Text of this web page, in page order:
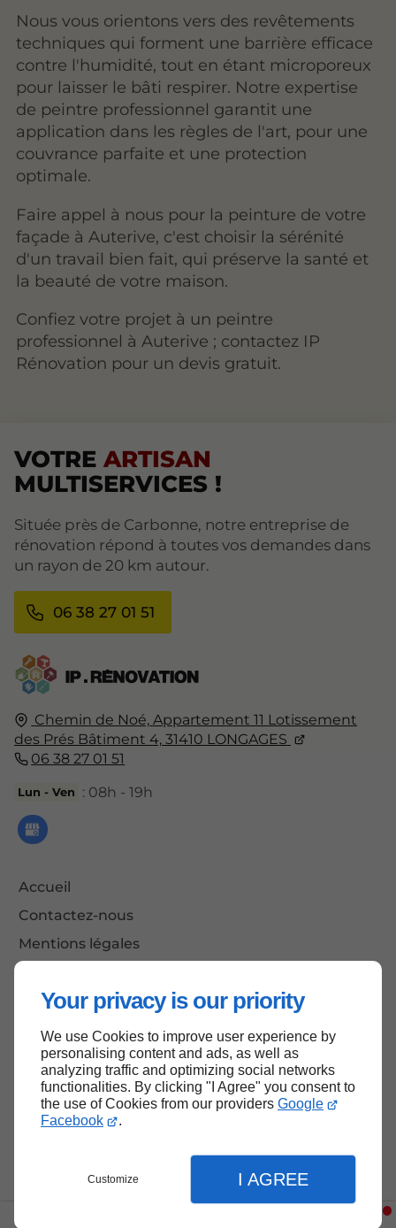
Your privacy is our priority
We use Cookies to improve user experience by
personalising content and ads, as well as
analyzing traffic and optimizing social networks
functionalities. By clicking "I Agree" you consent to
the use of Cookies from our providers Google
Facebook
.
Customize I AGREE
Nous vous orientons vers des revêtements
techniques qui forment une barrière efficace
contre l'humidité, tout en étant microporeux
pour laisser le bâti respirer. Notre expertise
de peintre professionnel garantit une
application dans les règles de l'art, pour une
couvrance parfaite et une protection
optimale.
Faire appel à nous pour la peinture de votre
façade à Auterive, c'est choisir la sérénité
d'un travail bien fait, qui préserve la santé et
la beauté de votre maison.
Confiez votre projet à un peintre
professionnel à Auterive ; contactez IP
Rénovation pour un devis gratuit.
Chemin de Noé, Appartement 11 Lotissement
des Prés Bâtiment 4, 31410 LONGAGES
06 38 27 01 51
Lun - Ven : 08h - 19h
Accueil
Contactez-nous
Mentions légales
VOTRE ARTISAN
MULTISERVICES !
Située près de Carbonne, notre entreprise de
rénovation répond à toutes vos demandes dans
un rayon de 20 km autour.
06 38 27 01 51
Haut de page